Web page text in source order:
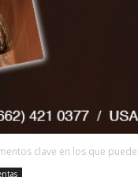
clave en los que